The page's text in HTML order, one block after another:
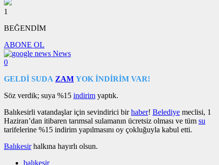
1
BEĞENDİM
ABONE OL
News
0
GELDİ SUDA ZAM YOK İNDİRİM VAR!
Söz verdik; suya %15 indirim yaptık.
Balıkesirli vatandaşlar için sevindirici birhaber! Belediye meclisi, 1
Haziran’dan itibaren tarımsal sulamanın ücretsiz olması ve tüm su
tarifelerine %15 indirim yapılmasını oy çokluğuyla kabul etti.
Balıkesirhalkına hayırlı olsun.
balıkesir